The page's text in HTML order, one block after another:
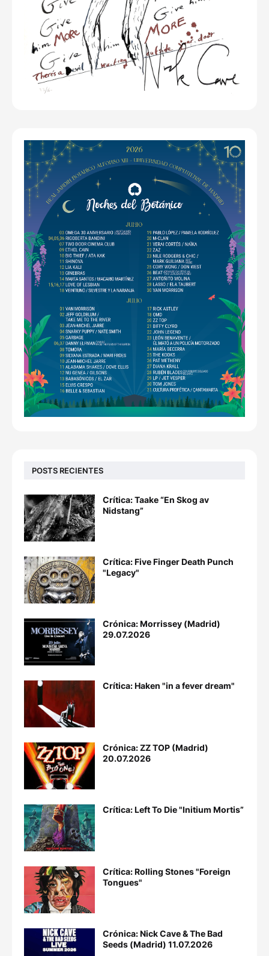
POSTS RECIENTES
Crítica: Taake “En Skog av
Nidstang”
Crítica: Five Finger Death Punch
"Legacy"
Crónica: Morrissey (Madrid)
29.07.2026
Crítica: Haken "in a fever dream"
Crónica: ZZ TOP (Madrid)
20.07.2026
Crítica: Left To Die "Initium Mortis”
Crítica: Rolling Stones "Foreign
Tongues"
Crónica: Nick Cave & The Bad
Seeds (Madrid) 11.07.2026